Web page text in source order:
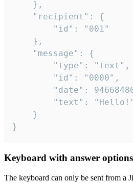
}
Keyboard with answer options
The keyboard can only be sent from a